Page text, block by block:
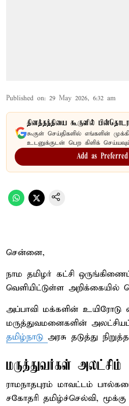
Published on: 29 May 2026, 6:32 am
தினத்தந்தியை கூகுளில்
கூகுள் செய்திகளில் எங்களின்
உடனுக்குடன் பெற கிளிக்
Add as
சென்னை,
நாம தமிழர் கட்சி
வெளியிட்டுள்ள அறிக்கையில்
அப்பாவி மக்களின் உயிரோடு
மருத்துவமனைகளின்
தமிழ்நாடு அரசு தடுத்து
மருத்துவர்கள் அலட்சிம்
ராமநாதபுரம் மாவட்டம்
சகோதரி தமிழ்ச்செல்வி,